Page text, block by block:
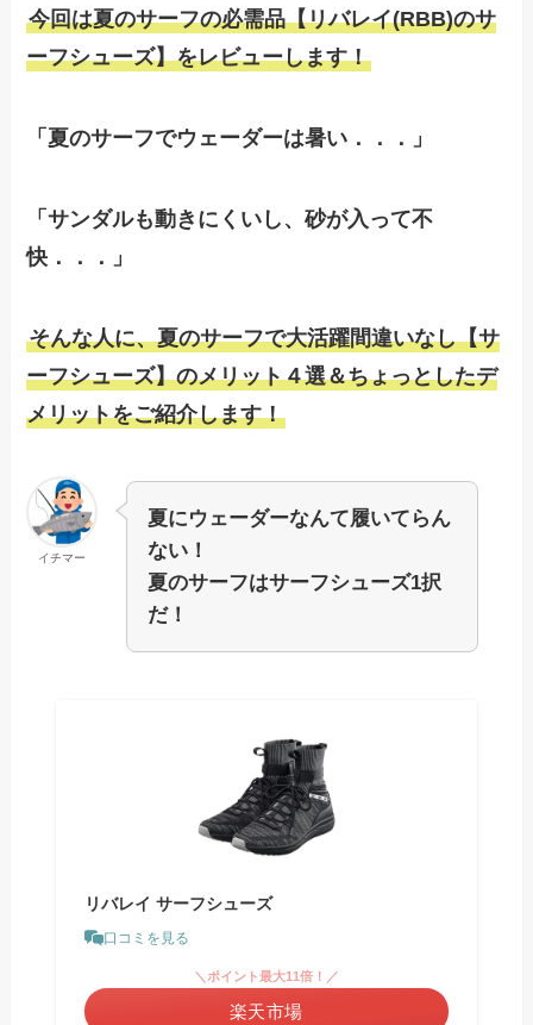
今回は夏のサーフの必需品【リバレイ(RBB)のサ
ーフシューズ】をレビューします！
「夏のサーフでウェーダーは暑い．．．」
「サンダルも動きにくいし、砂が入って不
快．．．」
そんな人に、夏のサーフで大活躍間違いなし【サ
ーフシューズ】のメリット４選＆ちょっとしたデ
メリットをご紹介します！
イチマー
夏にウェーダーなんて履いてらん
ない！
夏のサーフはサーフシューズ1択
だ！
リバレイ サーフシューズ
口コミを見る
＼ポイント最大11倍！／
楽天市場